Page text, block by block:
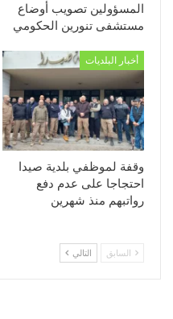
المسؤولين تصويب أوضاع
مستشفى تنورين الحكومي
أخبار البلديات
وقفة لموظفي بلدية صيدا
احتجاجا على عدم دفع
رواتبهم منذ شهرين
السابق التالي